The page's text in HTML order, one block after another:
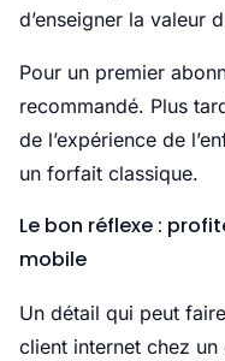
d’enseigner la valeur
Pour un premier
recommandé. Plus
de l’expérience de
un forfait classique.
Le bon réflexe :
mobile
Un détail qui peut
client internet chez